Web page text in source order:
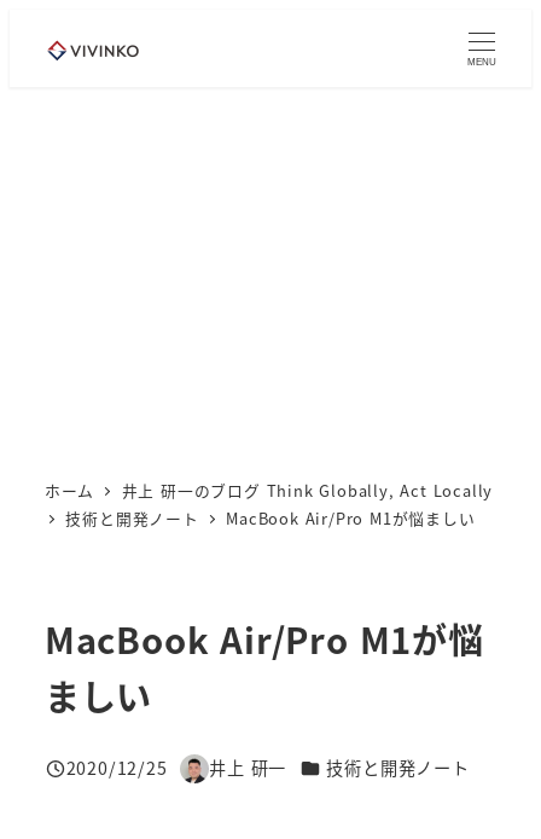
MENU
ホーム
井上 研一のブログ Think Globally, Act Locally
技術と開発ノート
MacBook Air/Pro M1が悩ましい
MacBook Air/Pro M1が悩
ましい
投稿日
2020/12/25
著
井上 研一 カテゴリー
技術と開発ノート